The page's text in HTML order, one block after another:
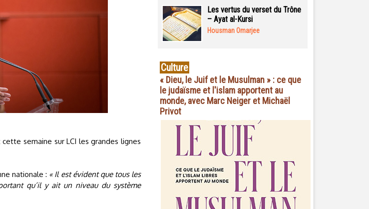
semaine sur LCI les grandes lignes
nationale : « Il est évident que tous les
qu’il y ait un niveau du système
Les vertus du verset du Trône
– Ayat al-Kursi
Housman Omarjee
Culture
« Dieu, le Juif et le Musulman » : ce que
le judaïsme et l'islam apportent au
monde, avec Marc Neiger et Michaël
Privot